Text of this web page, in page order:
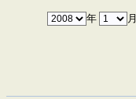
年 月